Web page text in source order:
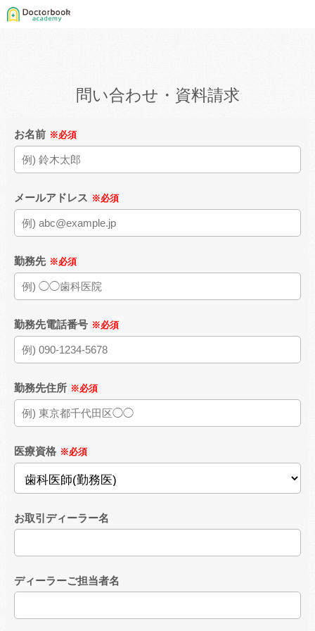
問い合わせ・資料請求
お名前 ※必須
メールアドレス ※必須
勤務先 ※必須
勤務先電話番号 ※必須
勤務先住所 ※必須
医療資格 ※必須
お取引ディーラー名
ディーラーご担当者名